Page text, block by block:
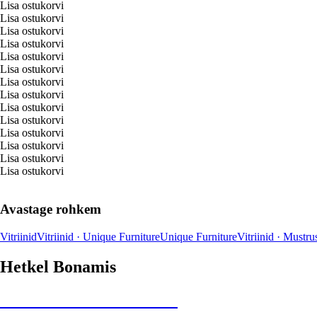
Lisa ostukorvi
Lisa ostukorvi
Lisa ostukorvi
Lisa ostukorvi
Lisa ostukorvi
Lisa ostukorvi
Lisa ostukorvi
Lisa ostukorvi
Lisa ostukorvi
Lisa ostukorvi
Lisa ostukorvi
Lisa ostukorvi
Lisa ostukorvi
Lisa ostukorvi
Avastage rohkem
VitriinidVitriinid · Unique FurnitureUnique FurnitureVitriinid · Must
Hetkel Bonamis